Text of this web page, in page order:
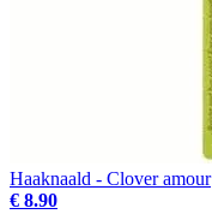
Haaknaald - Clover amour
€ 8.90